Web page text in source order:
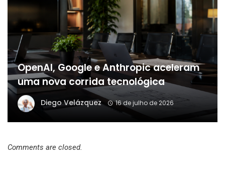
OpenAI, Google e Anthropic aceleram
uma nova corrida tecnológica
Diego Velázquez 16 de julho de 2026
Comments are closed.